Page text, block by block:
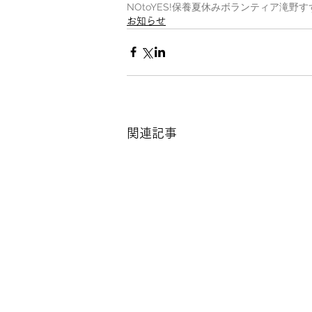
NOtoYES!保養夏休みボランティア滝野す
お知らせ
関連記事